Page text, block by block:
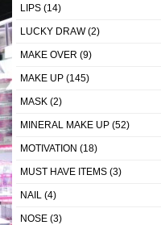
LIPS (14)
LUCKY DRAW(2)
MAKE OVER (9)
MAKE UP (145)
MASK (2)
MINERAL MAKE UP (52)
MOTIVATION (18)
MUST HAVE ITEMS (3)
NAIL (4)
NOSE (3)